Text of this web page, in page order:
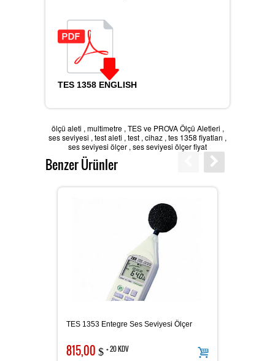
LAN Kablometre
Işık Ölçer
Elektro Manyetik Alan Ölçer
Kapasitemetre
TES 1358 ENGLISH
ölçü aleti , multimetre, TES ve PROVA Ölçü Aletleri ,
ses seviyesi , test aleti , test , cihaz , tes 1358 fiyatları ,
ses seviyesi ölçer , ses seviyesi ölçer fiyat
Benzer Ürünler
TES 1353 Entegre Ses Seviyesi Ölçer
815,00 $ + 20 KDV